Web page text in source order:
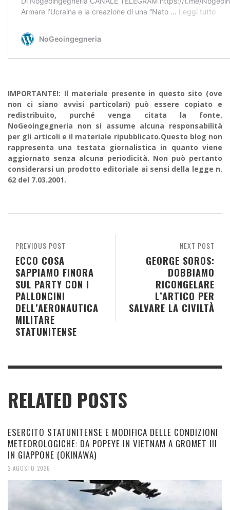
IMPORTANTE!: Il materiale presente in questo sito (ove
non ci siano avvisi particolari) può essere copiato e
redistribuito, purché venga citata la fonte.
NoGeoingegneria non si assume alcuna responsabilità
per gli articoli e il materiale ripubblicato.Questo blog non
rappresenta una testata giornalistica in quanto viene
aggiornato senza alcuna periodicità. Non può pertanto
considerarsi un prodotto editoriale ai sensi della legge n.
62 del 7.03.2001.
NEXT POST
GEORGE SOROS:
DOBBIAMO
RICONGELARE
L’ARTICO PER
SALVARE LA CIVILTÀ
PREVIOUS POST
ECCO COSA
SAPPIAMO FINORA
SUL PARTY CON I
PALLONCINI
DELL’AERONAUTICA
MILITARE
STATUNITENSE
RELATED POSTS
ESERCITO STATUNITENSE E MODIFICA DELLE CONDIZIONI
METEOROLOGICHE: DA POPEYE IN VIETNAM A GROMET III
IN GIAPPONE (OKINAWA)
2 AGOSTO 2026